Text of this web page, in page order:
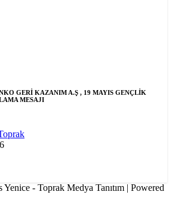
GERİ KAZANIM A.Ş , 19 MAYIS GENÇLİK
MESAJI
- Toprak Medya Tanıtım | Powered